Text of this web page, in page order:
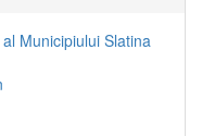
Municipiului Slatina